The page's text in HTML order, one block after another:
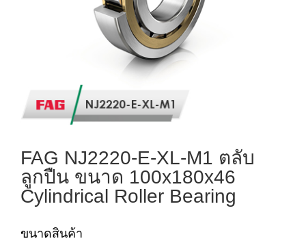
FAG NJ2220-E-XL-M1 ตลับ
ลูกปืน ขนาด 100x180x46
Cylindrical Roller Bearing
ขนาดสินค้า